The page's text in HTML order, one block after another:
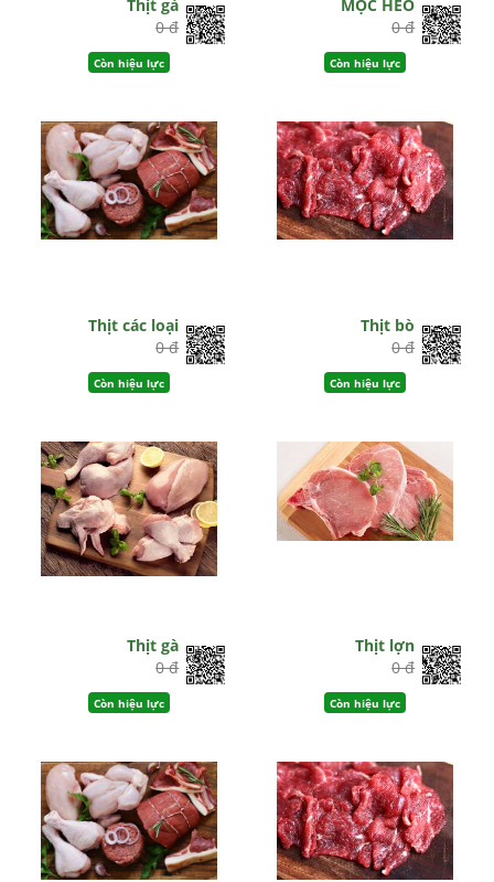
Thịt gà
0 đ
Còn hiệu lực
MỌC HEO
0 đ
Còn hiệu lực
Thịt các loại
0 đ
Còn hiệu lực
Thịt bò
0 đ
Còn hiệu lực
Thịt gà
0 đ
Còn hiệu lực
Thịt lợn
0 đ
Còn hiệu lực